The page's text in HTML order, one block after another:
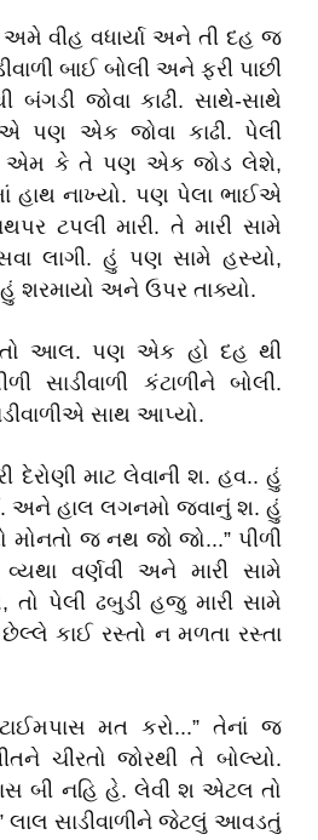
વીહ વધાર્યા અને તી દહ જ
બાઈ બોલી અને ફરી પાછી
બંગડી જોવા કાઢી. સાથે-સાથે
પણ એક જોવા કાઢી. પેલી
એમ કે તે પણ એક જોડ લેશે,
હાથ નાખ્યો. પણ પેલા ભાઈએ
ટપલી મારી. તે મારી સામે
લાગી. હું પણ સામે હસ્યો,
શરમાયો અને ઉપર તાક્યો.
આલ. પણ એક હો દહ થી
સાડીવાળી કંટાળીને બોલી.
સાથ આપ્યો.
દેરોણી માટ લેવાની શ. હવ.. હું
અને હાલ લગનમો જવાનું શ. હું
જ નથ જો જો...” પીળી
વ્યથા વર્ણવી અને મારી સામે
તો પેલી ઢબુડી હજુ મારી સામે
કાઈ રસ્તો ન મળતા રસ્તા
મત કરો...” તેનાં જ
ચીરતો જોરથી તે બોલ્યો.
બી નહિ હે. લેવી શ એટલ તો
લાલ સાડીવાળીને જેટલું આવડતું